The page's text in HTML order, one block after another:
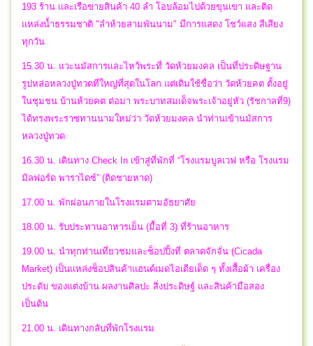
193 ร้าน และเรือขายสินค้า 40 ลำ โอบล้อมไปด้วยขุนเขา และติด
แหล่งน้ำธรรมชาติ "ลำห้วยสามพันนาม" มีการแสดง โชว์แสง สีเสียง
ทุกวัน
15.30 น. แวะนมัสการและไหว้พระที่ วัดห้วยมงคล เป็นที่ประดิษฐาน
รูปหล่อหลวงปู่ทวดที่ใหญ่ที่สุดในโลก แต่เดิมใช้ชื่อว่า วัดห้วยคต ตั้งอยู่
ในชุมชน บ้านห้วยคต ต่อมา พระบาทสมเด็จพระเจ้าอยู่หัว (รัชกาลที่9)
ได้ทรงพระราชทานนามใหม่ว่า วัดห้วยมงคล นำท่านเข้านมัสการ
หลวงปู่ทวด
16.30 น. เดินทาง Check In เข้าสู่ที่พักที่ “โรงแรมบูลเวฟ หรือ โรงแรม
มิลฟอร์ด พาราไดซ์” (ติดชายหาด)
17.00 น. พักผ่อนภายในโรงแรมตามอัธยาศัย
18.00 น. รับประทานอาหารเย็น (มื้อที่ 3) ที่ร้านอาหาร
19.00 น. นำทุกท่านเที่ยวชมและช็อปปิ้งที่ ตลาดจักจั่น (Cicada
Market) เป็นแหล่งช็อปสินค้าแฮนด์เมดไอเดียเด็ด ๆ ทั้งเสื้อผ้า เครื่อง
ประดับ ของแต่งบ้าน ผลงานศิลปะ สิ่งประดิษฐ์ และสินค้ามือสอง
เป็นต้น
21.00 น. เดินทางกลับที่พักโรงแรม